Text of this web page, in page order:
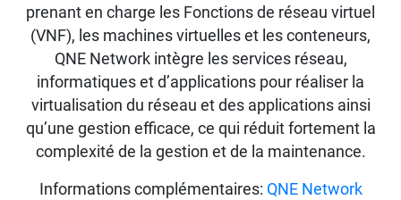
prenant en charge les Fonctions de réseau virtuel
(VNF), les machines virtuelles et les conteneurs,
QNE Network intègre les services réseau,
informatiques et d’applications pour réaliser la
virtualisation du réseau et des applications ainsi
qu’une gestion efficace, ce qui réduit fortement la
complexité de la gestion et de la maintenance.
Informations complémentaires: QNE Network